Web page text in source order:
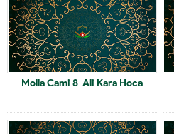
Molla Cami 8-Ali Kara Hoca